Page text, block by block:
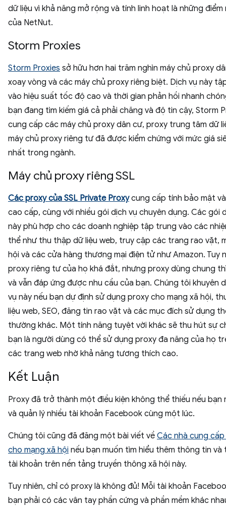
dữ liệu vì khả năng mở rộng và tính linh hoạt là những điểm
của NetNut.
Storm Proxies
Storm Proxies sở hữu hơn hai trăm nghìn máy chủ proxy
xoay vòng và các máy chủ proxy riêng biệt. Dịch vụ này
vào hiệu suất tốc độ cao và thời gian phản hồi nhanh
bạn đang tìm kiếm giá cả phải chăng và độ tin cậy, Storm
cung cấp các máy chủ proxy dân cư, proxy trung tâm dữ
máy chủ proxy riêng tư đã được kiểm chứng với mức giá
nhất trong ngành.
Máy chủ proxy riêng SSL
Các proxy của SSL Private Proxycung cấp tính bảo mật
cao cấp, cùng với nhiều gói dịch vụ chuyên dụng. Các gói
này phù hợp cho các doanh nghiệp tập trung vào các
thể như thu thập dữ liệu web, truy cập các trang rao vặt,
hội và các cửa hàng thương mại điện tử như Amazon. Tuy
proxy riêng tư của họ khá đắt, nhưng proxy dùng chung
và vẫn đáp ứng được nhu cầu của bạn. Chúng tôi khuyên
vụ này nếu bạn dự định sử dụng proxy cho mạng xã hội,
liệu web, SEO, đăng tin rao vặt và các mục đích sử dụng
thường khác. Một tính năng tuyệt vời khác sẽ thu hút sự
bạn là người dùng có thể sử dụng proxy đa năng của họ
các trang web nhờ khả năng tương thích cao.
Kết Luận
Proxy đã trở thành một điều kiện không thể thiếu nếu bạn
và quản lý nhiều tài khoản Facebook cùng một lúc.
Chúng tôi cũng đã đăng một bài viết về Các nhà cung
cho mạng xã hội nếu bạn muốn tìm hiểu thêm thông tin và
tài khoản trên nền tảng truyền thông xã hội này.
Tuy nhiên, chỉ có proxy là không đủ! Mỗi tài khoản
bạn phải có các vân tay phần cứng và phần mềm khác